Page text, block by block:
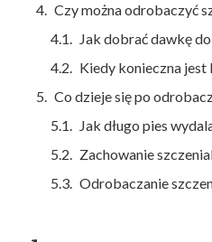
Czy można odrobaczyć
Jak dobrać dawkę do
Kiedy konieczna jest
Co dzieje się po
Jak długo pies
Zachowanie
Odrobaczanie